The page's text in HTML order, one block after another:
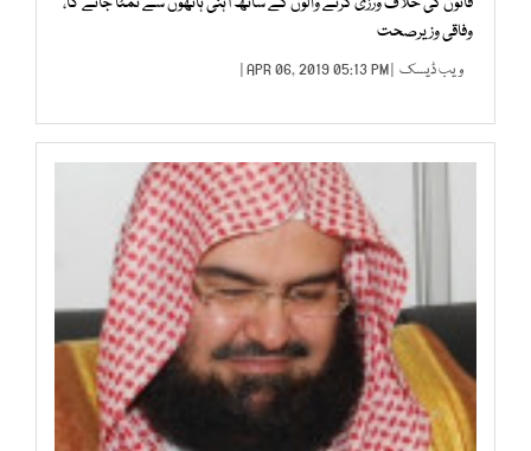
وفاقی وزیرصحت
ویب ڈیسک | APR 06, 2019 05:13 PM |